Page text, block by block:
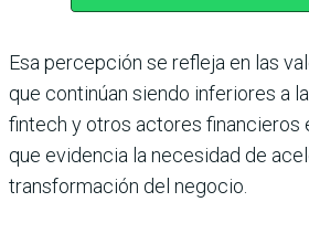
Esa percepción se refleja en las
que continúan siendo inferiores a
fintech y otros actores financieros
que evidencia la necesidad de
transformación del negocio.